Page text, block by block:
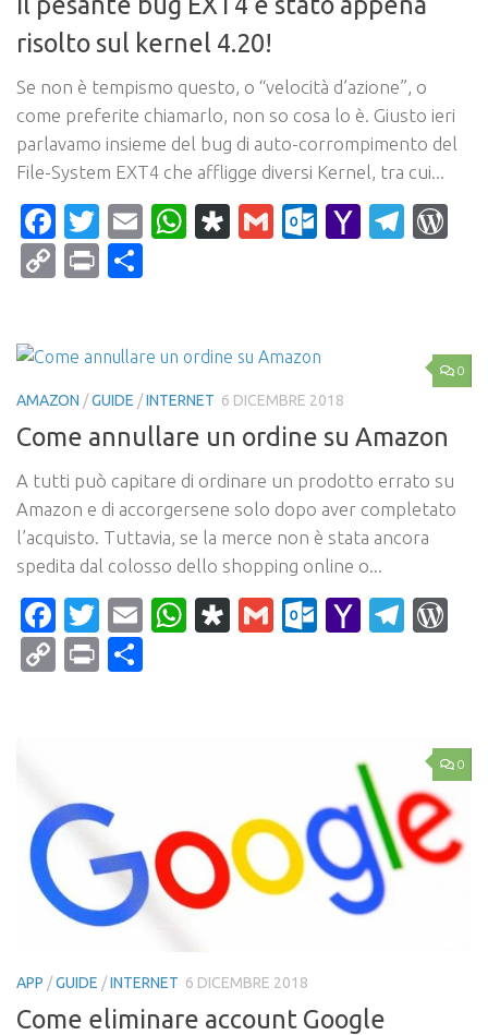
risolto sul kernel 4.20!
Se non è tempismo questo, o “velocità d’azione”, o
come preferite chiamarlo, non so cosa lo è. Giusto ieri
parlavamo insieme del bug di auto-corrompimento del
File-System EXT4 che affligge diversi Kernel, tra cui...
Facebook
Twitter
EmailWhatsApp
Diaspora
Gmail Yahoo
CopyPrint
0
AMAZON /GUIDE /INTERNET 6 DICEMBRE 2018
Come annullare un ordine su Amazon
A tutti può capitare di ordinare un prodotto errato su
Amazon e di accorgersene solo dopo aver completato
l’acquisto. Tuttavia, se la merce non è stata ancora
spedita dal colosso dello shopping online o...
Facebook
Twitter
EmailWhatsApp
Diaspora
Gmail Yahoo
CopyPrint
0
APP /GUIDE /INTERNET 6 DICEMBRE 2018
Come eliminare account Google